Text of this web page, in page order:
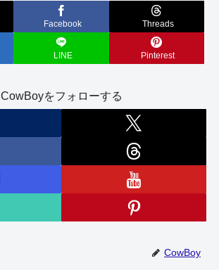
Facebook Threads
LINE Pinterest
CowBoyをフォローする
CowBoy